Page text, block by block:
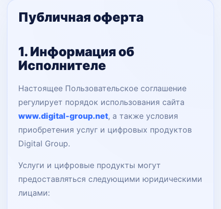
Публичная оферта
1. Информация об
Исполнителе
Настоящее Пользовательское соглашение
регулирует порядок использования сайта
www.digital-group.net, а также условия
приобретения услуг и цифровых продуктов
Digital Group.
Услуги и цифровые продукты могут
предоставляться следующими юридическими
лицами: